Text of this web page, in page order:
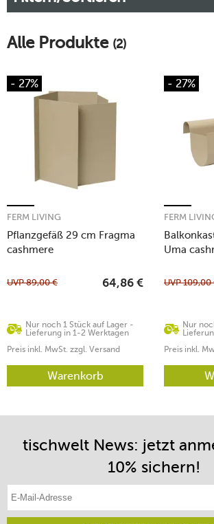
Alle Produkte (2)
- 27%
Pflanzgefäß 29 cm Fragma
cashmere
FERM LIVING
Nur noch 1 Stück auf Lager -
Lieferung in 1-2 Werktagen
UVP89,00 € 64,86 €
Preis inkl. MwSt. zzgl. Versand
Warenkorb
- 27%
Uma
FERM
Nur
UVP109,00
Preis inkl.
tischwelt News: jetzt
10% sichern!